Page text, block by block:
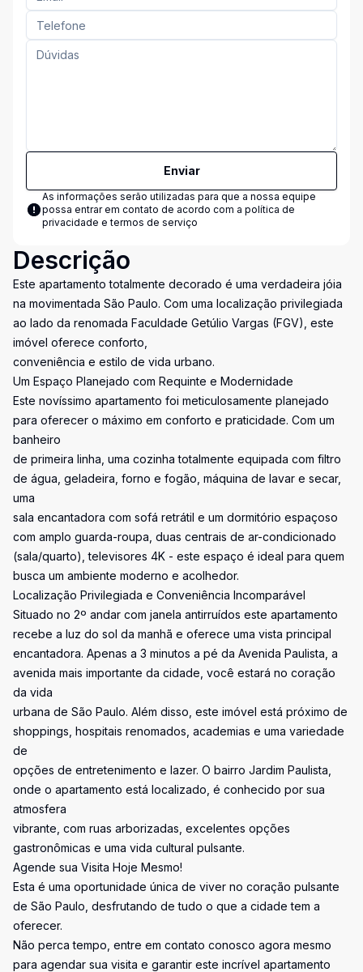
Enviar
As informações serão utilizadas para que a nossa equipe
possa entrar em contato de acordo com a política de
privacidade e termos de serviço
Descrição
Este apartamento totalmente decorado é uma verdadeira jóia
na movimentada São Paulo. Com uma localização privilegiada
ao lado da renomada Faculdade Getúlio Vargas (FGV), este
imóvel oferece conforto,
conveniência e estilo de vida urbano.
Um Espaço Planejado com Requinte e Modernidade
Este novíssimo apartamento foi meticulosamente planejado
para oferecer o máximo em conforto e praticidade. Com um
banheiro
de primeira linha, uma cozinha totalmente equipada com filtro
de água, geladeira, forno e fogão, máquina de lavar e secar,
uma
sala encantadora com sofá retrátil e um dormitório espaçoso
com amplo guarda-roupa, duas centrais de ar-condicionado
(sala/quarto), televisores 4K - este espaço é ideal para quem
busca um ambiente moderno e acolhedor.
Localização Privilegiada e Conveniência Incomparável
Situado no 2º andar com janela antirruídos este apartamento
recebe a luz do sol da manhã e oferece uma vista principal
encantadora. Apenas a 3 minutos a pé da Avenida Paulista, a
avenida mais importante da cidade, você estará no coração
da vida
urbana de São Paulo. Além disso, este imóvel está próximo de
shoppings, hospitais renomados, academias e uma variedade
de
opções de entretenimento e lazer. O bairro Jardim Paulista,
onde o apartamento está localizado, é conhecido por sua
atmosfera
vibrante, com ruas arborizadas, excelentes opções
gastronômicas e uma vida cultural pulsante.
Agende sua Visita Hoje Mesmo!
Esta é uma oportunidade única de viver no coração pulsante
de São Paulo, desfrutando de tudo o que a cidade tem a
oferecer.
Não perca tempo, entre em contato conosco agora mesmo
para agendar sua visita e garantir este incrível apartamento